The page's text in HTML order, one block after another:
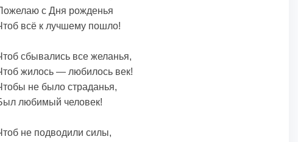
с Дня рожденья
всё к лучшему пошло!
сбывались все желанья,
жилось — любилось век!
не было страданья,
любимый человек!
не подводили силы,